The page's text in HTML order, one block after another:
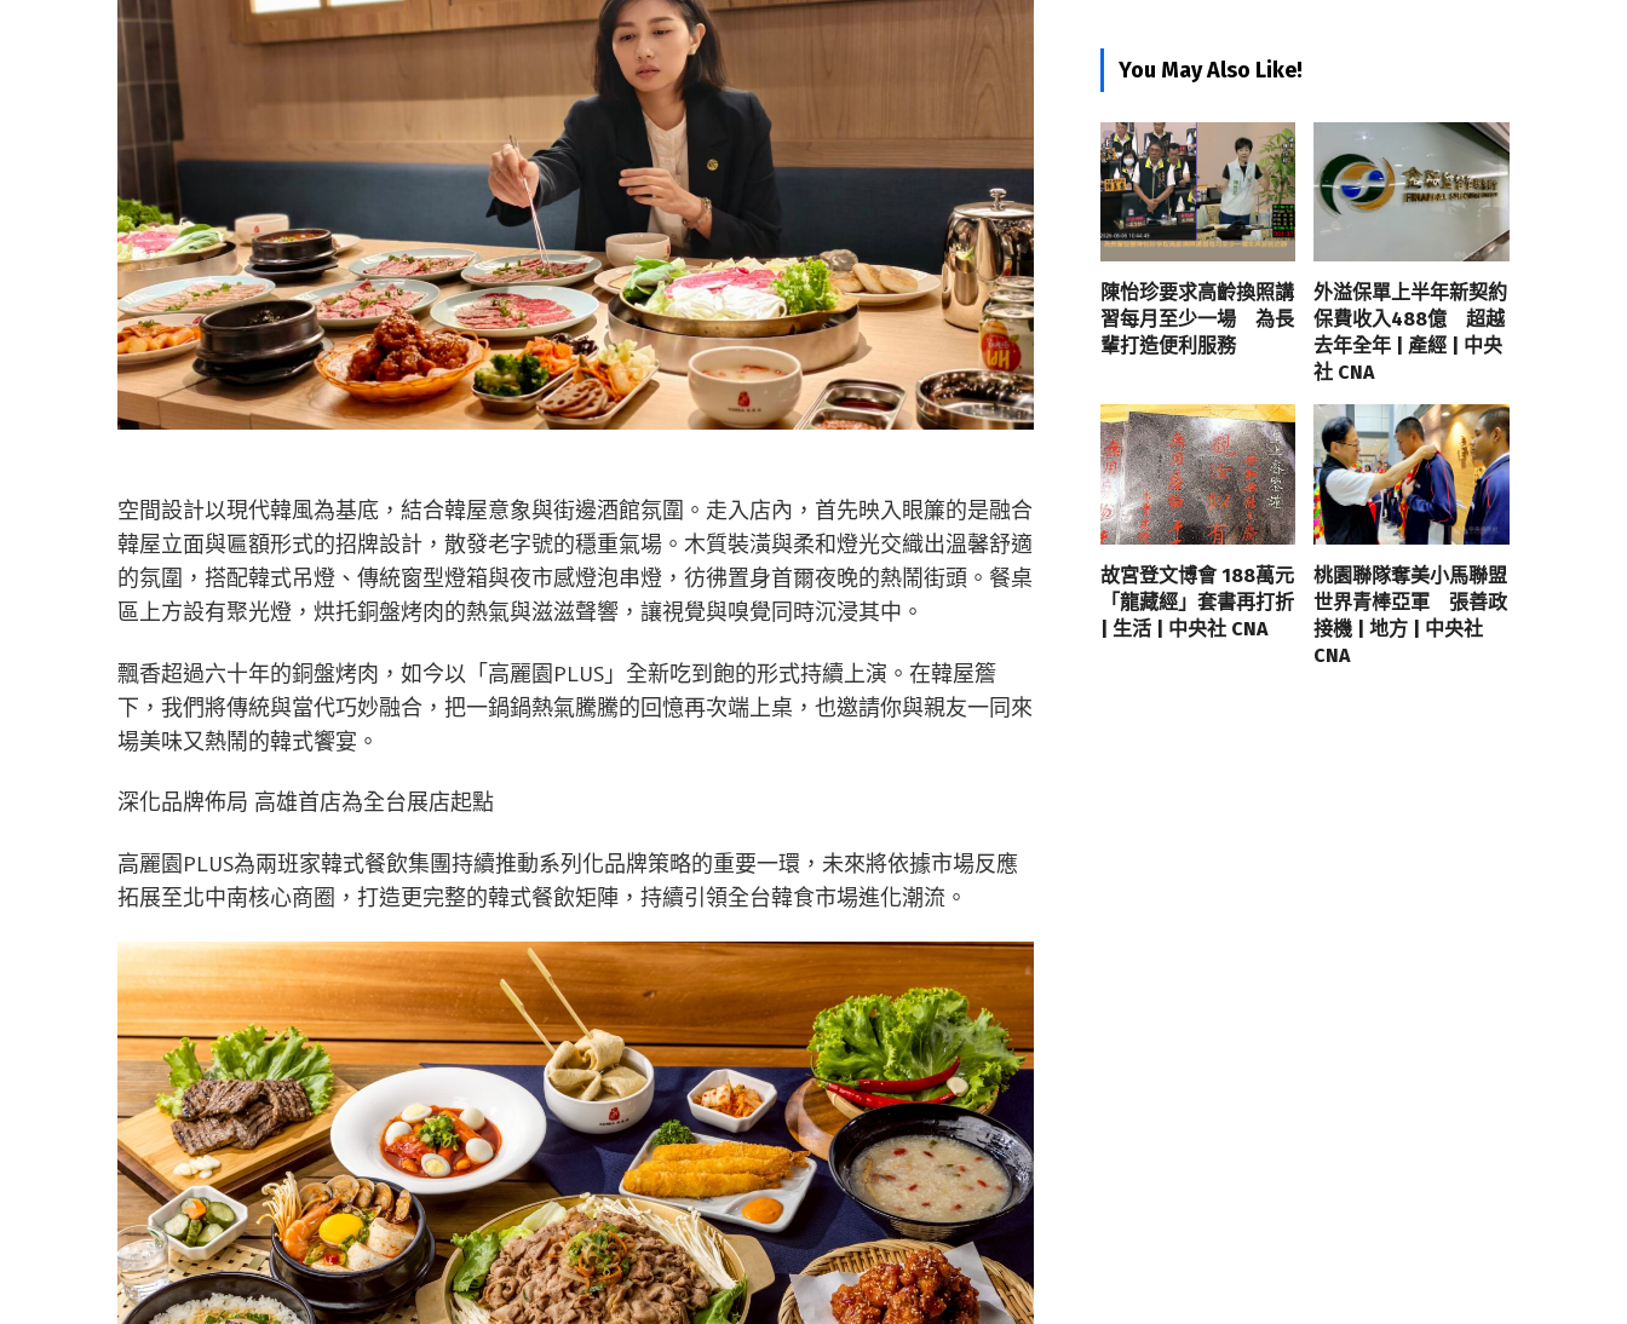
空間設計以現代韓風為基底，結合韓屋意象與街邊酒館氛圍。走入店內，首先映入眼簾的是融合
韓屋立面與匾額形式的招牌設計，散發老字號的穩重氣場。木質裝潢與柔和燈光交織出溫馨舒適
的氛圍，搭配韓式吊燈、傳統窗型燈箱與夜市感燈泡串燈，彷彿置身首爾夜晚的熱鬧街頭。餐桌
區上方設有聚光燈，烘托銅盤烤肉的熱氣與滋滋聲響，讓視覺與嗅覺同時沉浸其中。
飄香超過六十年的銅盤烤肉，如今以「高麗園PLUS」全新吃到飽的形式持續上演。在韓屋簷
下，我們將傳統與當代巧妙融合，把一鍋鍋熱氣騰騰的回憶再次端上桌，也邀請你與親友一同來
場美味又熱鬧的韓式饗宴。
深化品牌佈局 高雄首店為全台展店起點
高麗園PLUS為兩班家韓式餐飲集團持續推動系列化品牌策略的重要一環，未來將依據市場反應
拓展至北中南核心商圈，打造更完整的韓式餐飲矩陣，持續引領全台韓食市場進化潮流。
You May Also Like!
陳怡珍要求高齡換照講
習每月至少一場 為長
輩打造便利服務
外溢保單上半年新契約
保費收入488億 超越
去年全年 | 產經 | 中央
社 CNA
故宮登文博會 188萬元
「龍藏經」套書再打折
| 生活 | 中央社 CNA
桃園聯隊奪美小馬聯盟
世界青棒亞軍 張善政
接機 | 地方 | 中央社
CNA